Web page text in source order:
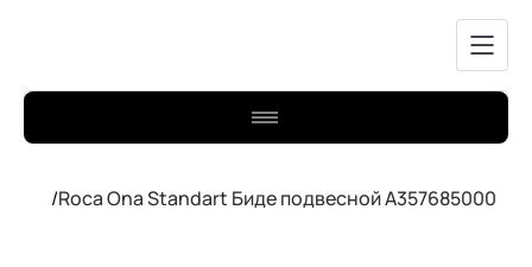
/Roca Ona Standart Биде подвесной A357685000